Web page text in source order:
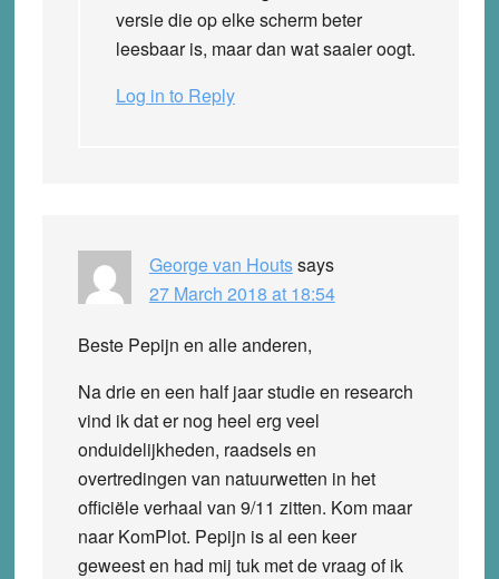
versie die op elke scherm beter
leesbaar is, maar dan wat saaier oogt.
Log in to Reply
George van Houtssays
27 March 2018 at 18:54
Beste Pepijn en alle anderen,
Na drie en een half jaar studie en research
vind ik dat er nog heel erg veel
onduidelijkheden, raadsels en
overtredingen van natuurwetten in het
officiële verhaal van 9/11 zitten. Kom maar
naar KomPlot. Pepijn is al een keer
geweest en had mij tuk met de vraag of ik